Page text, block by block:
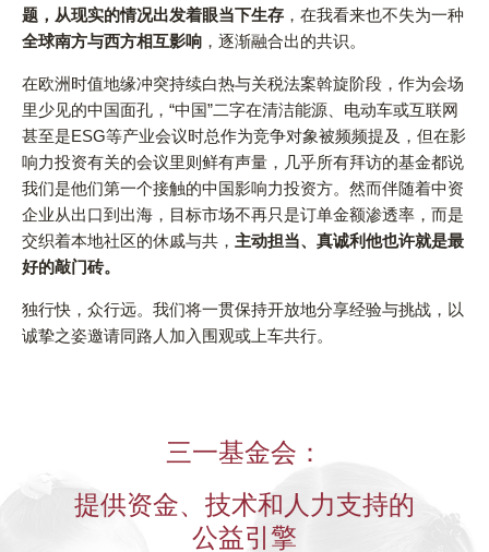
题，从现实的情况出发着眼当下生存 ，在我看来也不失为一种
全球南方与西方相互影响 ，逐渐融合出的共识。
在欧洲时值地缘冲突持续白热与关税法案斡旋阶段，作为会场
里少见的中国面孔，“中国”二字在清洁能源、电动车或互联网
甚至是ESG等产业会议时总作为竞争对象被频频提及，但在影
响力投资有关的会议里则鲜有声量，几乎所有拜访的基金都说
我们是他们第一个接触的中国影响力投资方。然而伴随着中资
企业从出口到出海，目标市场不再只是订单金额渗透率，而是
交织着本地社区的休戚与共， 主动担当、真诚利他也许就是最
好的敲门砖。
独行快，众行远。我们将一贯保持开放地分享经验与挑战，以
诚挚之姿邀请同路人加入围观或上车共行。
三一基金会：
提供资金、技术和人力支持的
公益引擎